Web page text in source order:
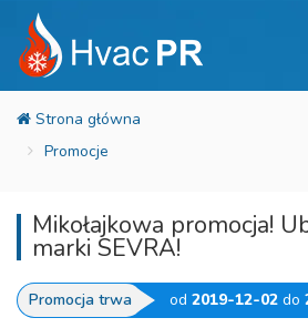
Promocje
Mikołajkowa promocja!
marki SEVRA!
Promocja trwa od 2019-12-02 do